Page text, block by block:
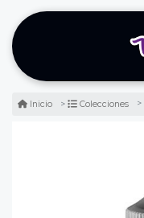
Inicio Colecciones